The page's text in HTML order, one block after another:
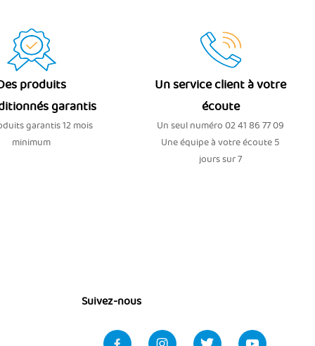
produits
garantis
garantis 12 mois
minimum
Un service client à votre
écoute
Un seul numéro 02 41 86 77 09
Une équipe à votre écoute 5
jours sur 7
Suivez-nous